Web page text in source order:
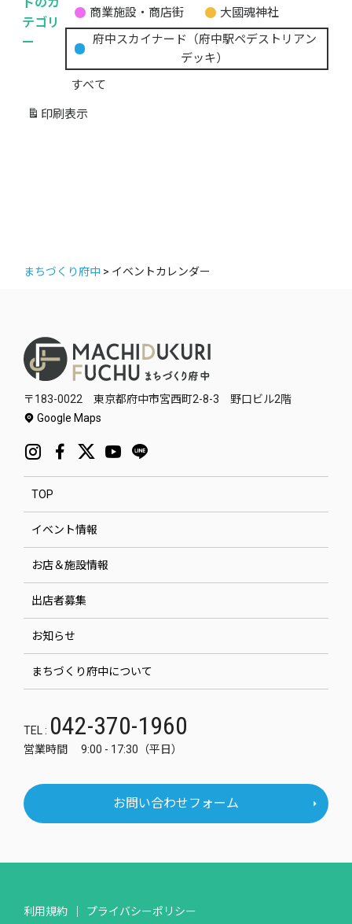
テゴリ
ー
題
の
カ
テ
ゴ
リ
商業施設・商店街
大國魂神社
府中スカイナード（府中駅ペデストリアン
デッキ）
すべて
印刷 表示
まちづくり府中 > イベントカレンダー
〒183-0022 東京都府中市宮西町2-8-3 野口ビル2階
Google Maps
TOP
イベント情報
お店＆施設情報
出店者募集
お知らせ
まちづくり府中について
TEL : 042-370-1960
営業時間 9:00 - 17:30（平日）
お問い合わせフォーム
利用規約 プライバシーポリシー